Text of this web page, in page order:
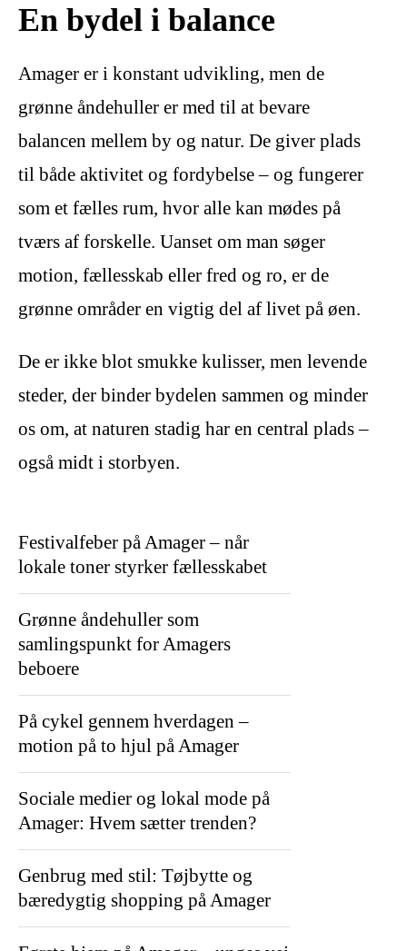
En bydel i balance
Amager er i konstant udvikling, men de
grønne åndehuller er med til at bevare
balancen mellem by og natur. De giver plads
til både aktivitet og fordybelse – og fungerer
som et fælles rum, hvor alle kan mødes på
tværs af forskelle. Uanset om man søger
motion, fællesskab eller fred og ro, er de
grønne områder en vigtig del af livet på øen.
De er ikke blot smukke kulisser, men levende
steder, der binder bydelen sammen og minder
os om, at naturen stadig har en central plads –
også midt i storbyen.
Festivalfeber på Amager – når
lokale toner styrker fællesskabet
Grønne åndehuller som
samlingspunkt for Amagers
beboere
På cykel gennem hverdagen –
motion på to hjul på Amager
Sociale medier og lokal mode på
Amager: Hvem sætter trenden?
Genbrug med stil: Tøjbytte og
bæredygtig shopping på Amager